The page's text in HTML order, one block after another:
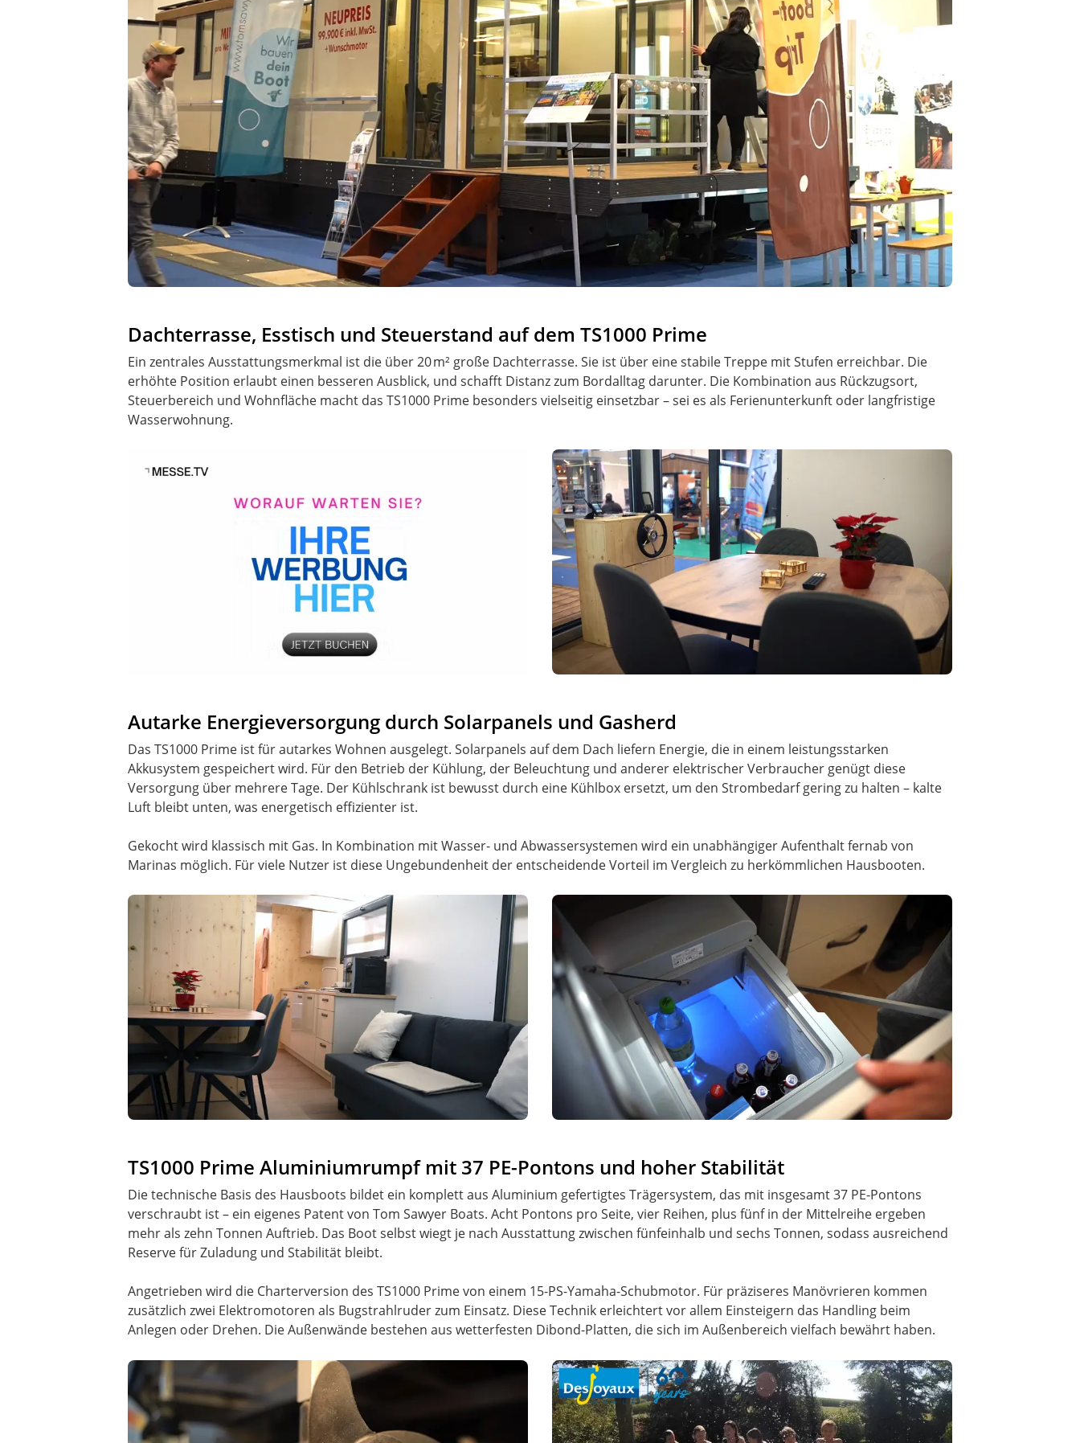
Dachterrasse, Esstisch und Steuerstand auf dem TS1000 Prime
Ein zentrales Ausstattungsmerkmal ist die über 20 m² große Dachterrasse. Sie ist über eine stabile Treppe mit Stufen erreichbar. Die
erhöhte Position erlaubt einen besseren Ausblick, und schafft Distanz zum Bordalltag darunter. Die Kombination aus Rückzugsort,
Steuerbereich und Wohnfläche macht das TS1000 Prime besonders vielseitig einsetzbar – sei es als Ferienunterkunft oder langfristige
Wasserwohnung.
Autarke Energieversorgung durch Solarpanels und Gasherd
Das TS1000 Prime ist für autarkes Wohnen ausgelegt. Solarpanels auf dem Dach liefern Energie, die in einem leistungsstarken
Akkusystem gespeichert wird. Für den Betrieb der Kühlung, der Beleuchtung und anderer elektrischer Verbraucher genügt diese
Versorgung über mehrere Tage. Der Kühlschrank ist bewusst durch eine Kühlbox ersetzt, um den Strombedarf gering zu halten – kalte
Luft bleibt unten, was energetisch effizienter ist.
Gekocht wird klassisch mit Gas. In Kombination mit Wasser- und Abwassersystemen wird ein unabhängiger Aufenthalt fernab von
Marinas möglich. Für viele Nutzer ist diese Ungebundenheit der entscheidende Vorteil im Vergleich zu herkömmlichen Hausbooten.
TS1000 Prime Aluminiumrumpf mit 37 PE-Pontons und hoher Stabilität
Die technische Basis des Hausboots bildet ein komplett aus Aluminium gefertigtes Trägersystem, das mit insgesamt 37 PE-Pontons
verschraubt ist – ein eigenes Patent von Tom Sawyer Boats. Acht Pontons pro Seite, vier Reihen, plus fünf in der Mittelreihe ergeben
mehr als zehn Tonnen Auftrieb. Das Boot selbst wiegt je nach Ausstattung zwischen fünfeinhalb und sechs Tonnen, sodass ausreichend
Reserve für Zuladung und Stabilität bleibt.
Angetrieben wird die Charterversion des TS1000 Prime von einem 15-PS-Yamaha-Schubmotor. Für präziseres Manövrieren kommen
zusätzlich zwei Elektromotoren als Bugstrahlruder zum Einsatz. Diese Technik erleichtert vor allem Einsteigern das Handling beim
Anlegen oder Drehen. Die Außenwände bestehen aus wetterfesten Dibond-Platten, die sich im Außenbereich vielfach bewährt haben.